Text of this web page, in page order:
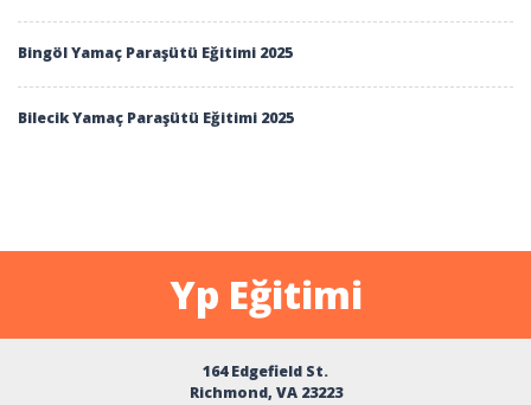
Bingöl Yamaç Paraşütü Eğitimi 2025
Bilecik Yamaç Paraşütü Eğitimi 2025
Yp Eğitimi
164 Edgefield St.
Richmond, VA 23223